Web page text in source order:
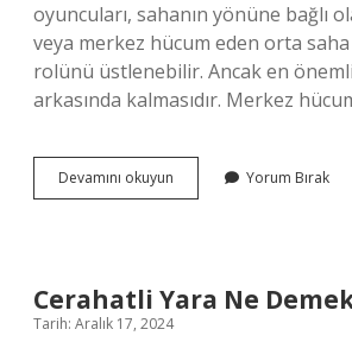
oyuncuları, sahanın yönüne bağlı
veya merkez hücum eden orta
rolünü üstlenebilir. Ancak en
arkasında kalmasıdır. Merkez
Devamını okuyun
Numara
Yorum Bırak
Cerahatli Yara Ne
Tarih: Aralık 17, 2024